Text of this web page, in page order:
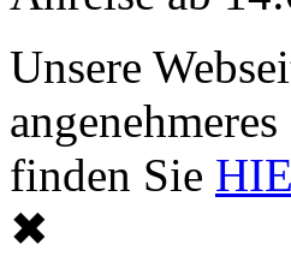
Unsere
finden Sie
✖